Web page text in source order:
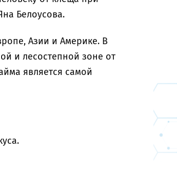
Белоусова.
Азии и Америке. В
и лесостепной зоне от
является самой